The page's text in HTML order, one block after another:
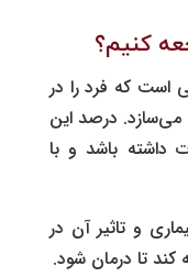
کنیم؟
است که فرد را در
درصد این
داشته باشد و با
و تاثیر آن در
کند تا درمان شود.